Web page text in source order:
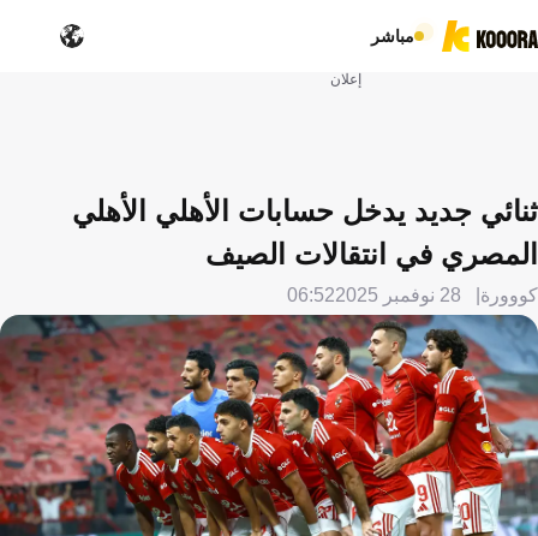
مباشر
إعلان
ثنائي جديد يدخل حسابات الأهلي الأهلي
المصري في انتقالات الصيف
كووورة 28 نوفمبر 2025 06:52